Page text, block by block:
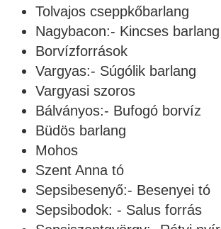
Tolvajos cseppkőbarlang
Nagybacon:- Kincses barlang
Borvízforrások
Vargyas:- Súgólik barlang
Vargyasi szoros
Bálványos:- Bufogó borvíz
Büdös barlang
Mohos
Szent Anna tó
Sepsibesenyő:- Besenyei tó
Sepsibodok: - Salus forrás